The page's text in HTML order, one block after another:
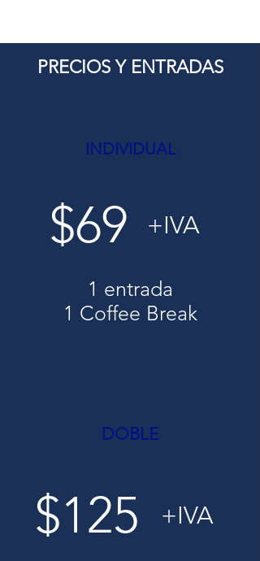
PRECIOS Y ENTRADAS
INDIVIDUAL
$69 +IVA
1 entrada
1 Coffee Break
DOBLE
$125 +IVA